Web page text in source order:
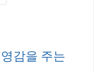
감을 주는